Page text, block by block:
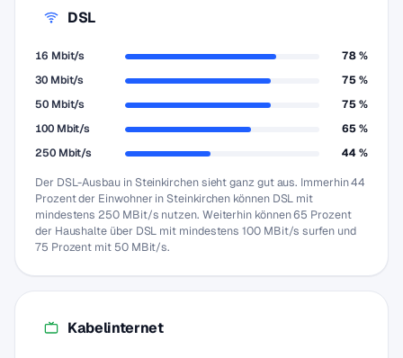
DSL
16 Mbit/s
78 %
30 Mbit/s
75 %
50 Mbit/s
75 %
100 Mbit/s
65 %
250 Mbit/s
44 %
Der DSL-Ausbau in Steinkirchen sieht ganz gut aus. Immerhin 44
Prozent der Einwohner in Steinkirchen können DSL mit
mindestens 250 MBit/s nutzen. Weiterhin können 65 Prozent
der Haushalte über DSL mit mindestens 100 MBit/s surfen und
75 Prozent mit 50 MBit/s.
Kabelinternet